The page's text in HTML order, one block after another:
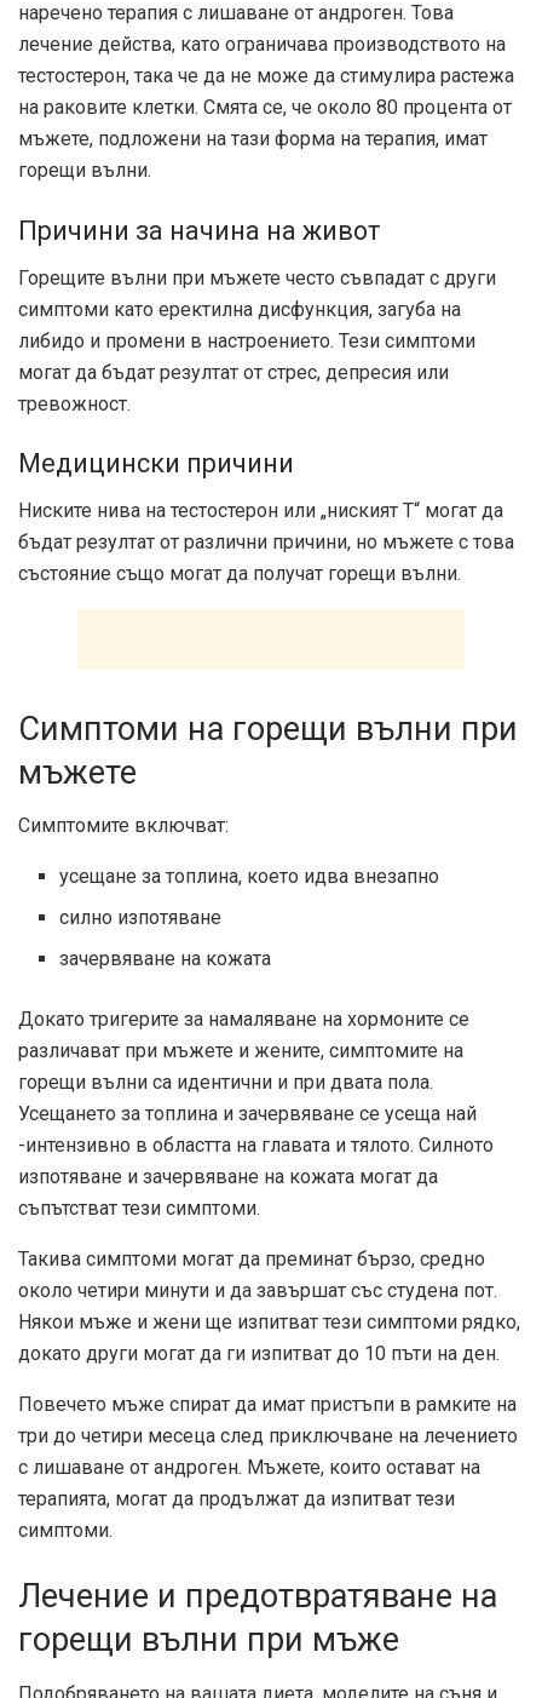
наречено терапия с лишаване от андроген. Това
лечение действа, като ограничава производството на
тестостерон, така че да не може да стимулира растежа
на раковите клетки. Смята се, че около 80 процента от
мъжете, подложени на тази форма на терапия, имат
горещи вълни.
Причини за начина на живот
Горещите вълни при мъжете често съвпадат с други
симптоми като еректилна дисфункция, загуба на
либидо и промени в настроението. Тези симптоми
могат да бъдат резултат от стрес, депресия или
тревожност.
Медицински причини
Ниските нива на тестостерон или „ниският Т“ могат да
бъдат резултат от различни причини, но мъжете с това
състояние също могат да получат горещи вълни.
Симптоми на горещи вълни при
мъжете
Симптомите включват:
усещане за топлина, което идва внезапно
силно изпотяване
зачервяване на кожата
Докато тригерите за намаляване на хормоните се
различават при мъжете и жените, симптомите на
горещи вълни са идентични и при двата пола.
Усещането за топлина и зачервяване се усеща най
-интензивно в областта на главата и тялото. Силното
изпотяване и зачервяване на кожата могат да
съпътстват тези симптоми.
Такива симптоми могат да преминат бързо, средно
около четири минути и да завършат със студена пот.
Някои мъже и жени ще изпитват тези симптоми рядко,
докато други могат да ги изпитват до 10 пъти на ден.
Повечето мъже спират да имат пристъпи в рамките на
три до четири месеца след приключване на лечението
с лишаване от андроген. Мъжете, които остават на
терапията, могат да продължат да изпитват тези
симптоми.
Лечение и предотвратяване на
горещи вълни при мъже
Подобряването на вашата диета, моделите на съня и